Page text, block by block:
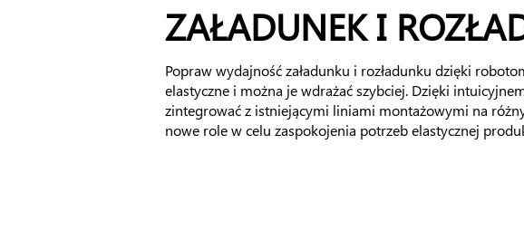
ZAŁADUNEK I
Popraw wydajność załadunku i rozładunku dzięki
elastyczne i można je wdrażać szybciej. Dzięki
zintegrować z istniejącymi liniami montażowymi na
nowe role w celu zaspokojenia potrzeb elastycznej